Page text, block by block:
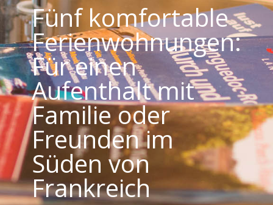
Fünf komfortable
Ferienwohnungen:
Für einen
Aufenthalt mit
Familie oder
Freunden im
Süden von
Frankreich